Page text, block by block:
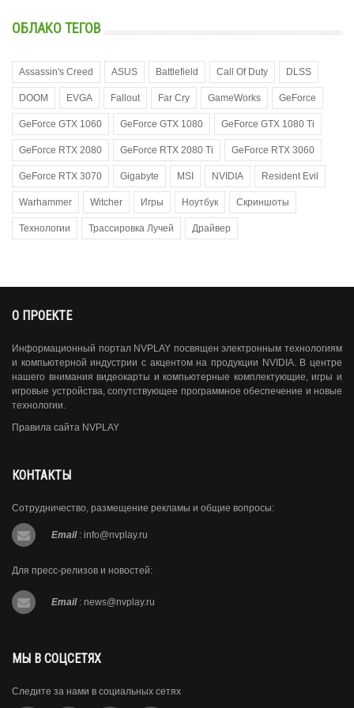
ОБЛАКО ТЕГОВ
Assassin's Creed ASUS Battlefield Call Of Duty DLSS
DOOM EVGA Fallout Far Cry GameWorks GeForce
GeForce GTX 1060 GeForce GTX 1080 GeForce GTX 1080 Ti
GeForce RTX 2080 GeForce RTX 2080 Ti GeForce RTX 3060
GeForce RTX 3070 Gigabyte MSI NVIDIA Resident Evil
Warhammer Witcher Игры Ноутбук Скриншоты
Технологии Трассировка Лучей Драйвер
О ПРОЕКТЕ
Информационный портал NVPLAY посвящен электронным технологиям
и компьютерной индустрии с акцентом на продукции NVIDIA. В центре
нашего внимания видеокарты и компьютерные комплектующие, игры и
игровые устройства, сопутствующее программное обеспечение и новые
технологии.
Правила сайта NVPLAY
КОНТАКТЫ
Сотрудничество, размещение рекламы и общие вопросы:
Email : info@nvplay.ru
Для пресс-релизов и новостей:
Email : news@nvplay.ru
МЫ В СОЦСЕТЯХ
Следите за нами в социальных сетях